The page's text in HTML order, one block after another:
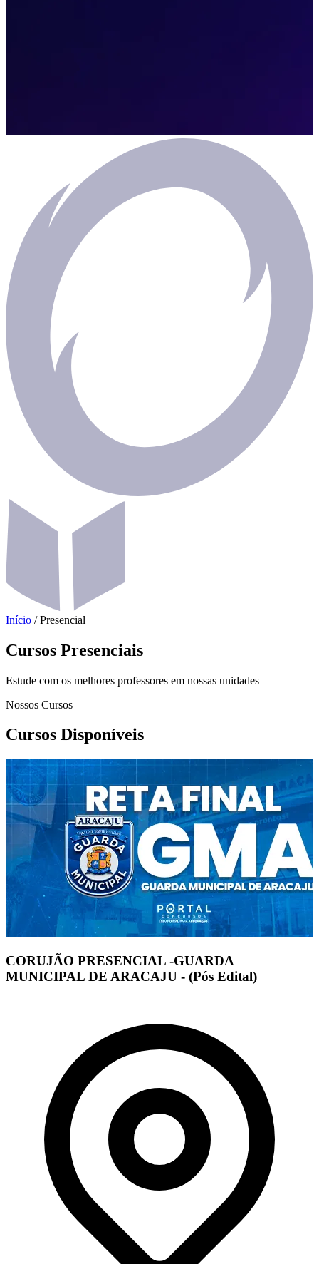
Início / Presencial
Cursos Presenciais
Estude com os melhores professores em nossas unidades
Nossos Cursos
Cursos Disponíveis
CORUJÃO PRESENCIAL -GUARDA
MUNICIPAL DE ARACAJU - (Pós Edital)